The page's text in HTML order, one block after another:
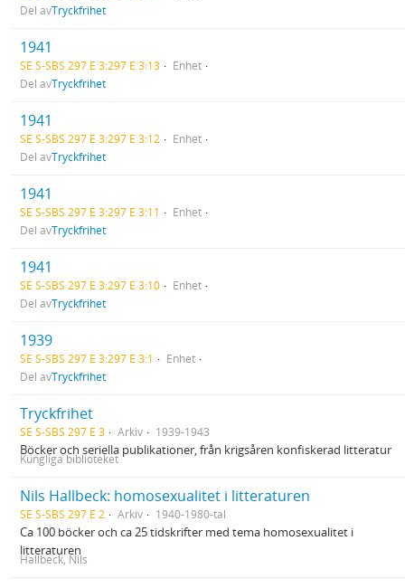
Del avTryckfrihet
1941
SE S-SBS 297 E 3:297 E 3:13
Enhet
Del avTryckfrihet
1941
SE S-SBS 297 E 3:297 E 3:12
Enhet
Del avTryckfrihet
1941
SE S-SBS 297 E 3:297 E 3:11
Enhet
Del avTryckfrihet
1941
SE S-SBS 297 E 3:297 E 3:10
Enhet
Del avTryckfrihet
1939
SE S-SBS 297 E 3:297 E 3:1
Enhet
Del avTryckfrihet
Tryckfrihet
SE S-SBS 297 E 3 Arkiv 1939-1943
Böcker och seriella publikationer, från krigsåren konfiskerad litteratur
Kungliga biblioteket
Nils Hallbeck: homosexualitet i litteraturen
SE S-SBS 297 E 2 Arkiv 1940-1980-tal
Ca 100 böcker och ca 25 tidskrifter med tema homosexualitet i
litteraturen
Hallbeck, Nils